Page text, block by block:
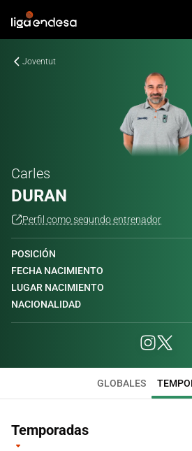
Joventut
Carles
DURAN
Perfil como segundo entrenador
POSICIÓN
FECHA NACIMIENTO
LUGAR NACIMIENTO
NACIONALIDAD
GLOBALES
Temporadas